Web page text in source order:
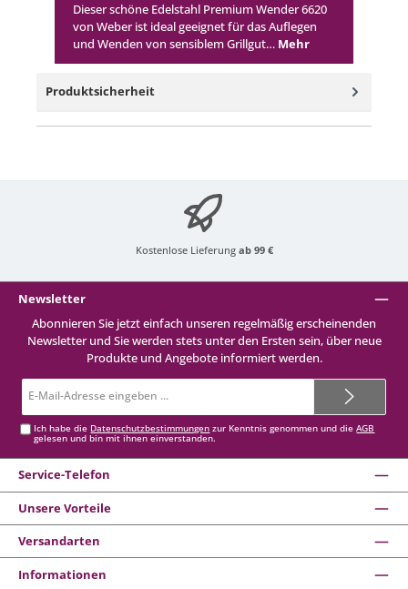
Dieser schöne Edelstahl Premium Wender 6620
von Weber ist ideal geeignet für das Auflegen
und Wenden von sensiblem Grillgut… Mehr
Produktsicherheit
Kostenlose Lieferung ab 99 €
Newsletter
Abonnieren Sie jetzt einfach unseren regelmäßig erscheinenden
Newsletter und Sie werden stets unter den Ersten sein, über neue
Produkte und Angebote informiert werden.
Mail-
Ich habe die Datenschutzbestimmungen zur Kenntnis genommen und dieAGB
gelesen und bin mit ihnen einverstanden.
Service-Telefon
Unsere Vorteile
Versandarten
Informationen